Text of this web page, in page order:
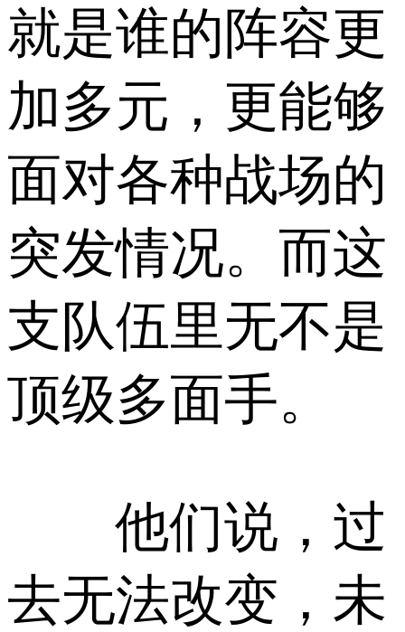
就是谁的阵容更
加多元，更能够
面对各种战场的
突发情况。而这
支队伍里无不是
顶级多面手。
他们说，过
去无法改变，未